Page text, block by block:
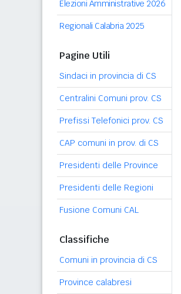
Elezioni Amministrative 2026
Regionali Calabria 2025
Pagine Utili
Sindaci in provincia di CS
Centralini Comuni prov. CS
Prefissi Telefonici prov. CS
CAP comuni in prov. di CS
Presidenti delle Province
Presidenti delle Regioni
Fusione Comuni CAL
Classifiche
Comuni in provincia di CS
Province calabresi